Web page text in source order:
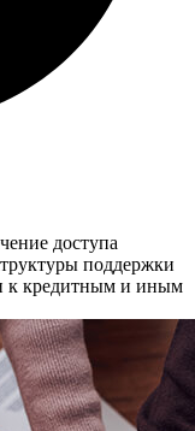
доступа
поддержки
к кредитным и иным